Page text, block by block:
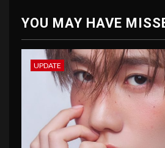
YOU MAY HAVE
UPDATE